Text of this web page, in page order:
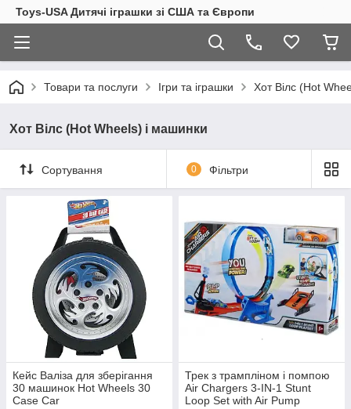
Toys-USA Дитячі іграшки зі США та Європи
Товари та послуги Ігри та іграшки Хот Вілс (Hot
Хот Вілс (Hot Wheels) і машинки
Сортування 0 Фільтри
Кейс Валіза для зберігання
30 машинок Hot Wheels 30
Case Car
Трек з трампліном і помпою
Air Chargers 3-IN-1 Stunt
Loop Set with Air Pump